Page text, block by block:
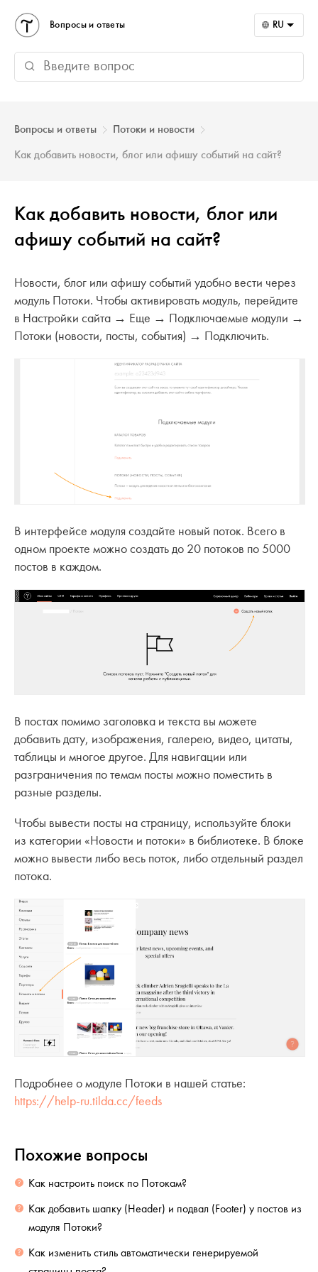
Вопросы и ответы RU
Вопросы и ответы Потоки и новости
Как добавить новости, блог или афишу событий на сайт?
Как добавить новости, блог или
афишу событий на сайт?
Новости, блог или афишу событий удобно вести через
модуль Потоки. Чтобы активировать модуль, перейдите
в Настройки сайта → Еще → Подключаемые модули →
Потоки (новости, посты, события) → Подключить.
В интерфейсе модуля создайте новый поток. Всего в
одном проекте можно создать до 20 потоков по 5000
постов в каждом.
В постах помимо заголовка и текста вы можете
добавить дату, изображения, галерею, видео, цитаты,
таблицы и многое другое. Для навигации или
разграничения по темам посты можно поместить в
разные разделы.
Чтобы вывести посты на страницу, используйте блоки
из категории «Новости и потоки» в библиотеке. В блоке
можно вывести либо весь поток, либо отдельный раздел
потока.
Подробнее о модуле Потоки в нашей статье:
https://help-ru.tilda.cc/feeds
Похожие вопросы
Как настроить поиск по Потокам?
Как добавить шапку (Header) и подвал (Footer) у постов из
модуля Потоки?
Как изменить стиль автоматически генерируемой